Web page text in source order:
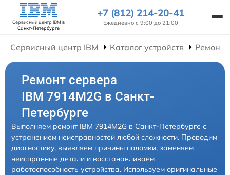
Сервисный центр IBM в
Санкт-Петербурге
+7 (812) 214-20-41
Ежедневно с 9:00 до 21:00
Сервисный центр IBM Каталог устройств Ремонт
Ремонт сервера
IBM 7914M2G в Санкт-
Петербурге
Выполняем ремонт IBM 7914M2G в Санкт-Петербурге с
устранением неисправностей любой сложности. Проводим
диагностику, выявляем причины поломки, заменяем
неисправные детали и восстанавливаем
работоспособность устройства. Используем оригинальные